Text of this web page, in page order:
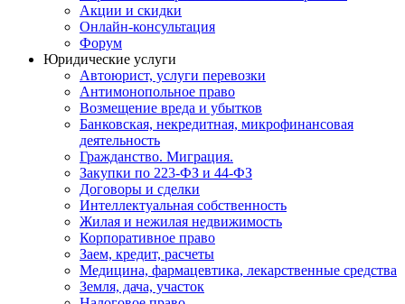
Акции и скидки
Онлайн-консультация
Форум
Юридические услуги
Автоюрист, услуги перевозки
Антимонопольное право
Возмещение вреда и убытков
Банковская, некредитная, микрофинансовая
деятельность
Гражданство. Миграция.
Закупки по 223-ФЗ и 44-ФЗ
Договоры и сделки
Интеллектуальная собственность
Жилая и нежилая недвижимость
Корпоративное право
Заем, кредит, расчеты
Медицина, фармацевтика, лекарственные средства
Земля, дача, участок